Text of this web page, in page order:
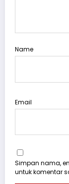
Name
Email
Simpan nama,
untuk komentar